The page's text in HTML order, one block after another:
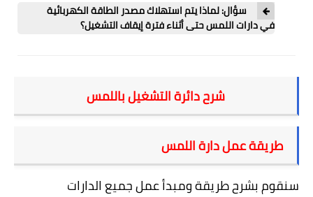
سؤال: لماذا يتم استهلاك مصدر الطاقة الكهربائية
في دارات اللمس حتى أثناء فترة إيقاف التشغيل؟
شرح دائرة التشغيل باللمس
طريقة عمل دارة اللمس
سنقوم بشرح طريقة ومبدأ عمل جميع الدارات